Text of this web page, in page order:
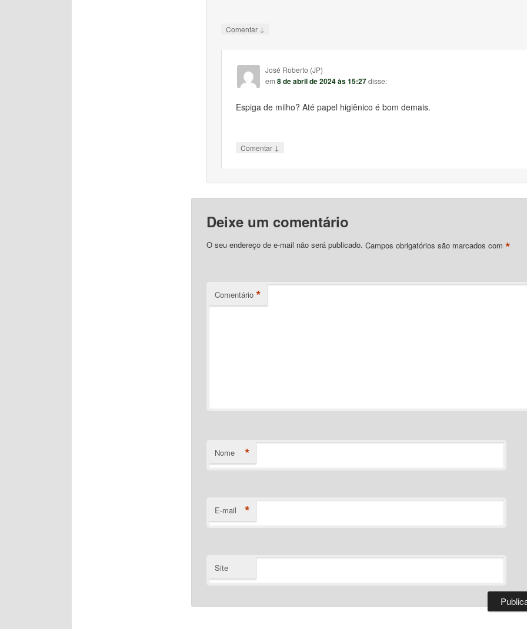
Comentar ↓
José Roberto (JP)
em8 de abril de 2024 às 15:27disse:
Espiga de milho? Até papel higiênico é bom demais.
Comentar ↓
Deixe um comentário
O seu endereço de e-mail não será publicado. Campos obrigatórios são marcados com *
Comentário *
Nome *
E-mail *
Site